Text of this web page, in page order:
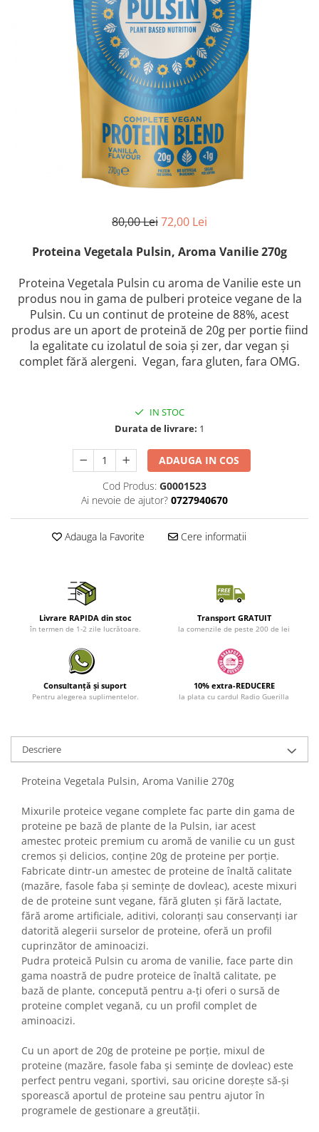
80,00 Lei72,00 Lei
Proteina Vegetala Pulsin, Aroma Vanilie 270g
Proteina Vegetala Pulsin cu aroma de Vanilie este un
produs nou in gama de pulberi proteice vegane de la
Pulsin. Cu un continut de proteine de 88%, acest
produs are un aport de proteină de 20g per portie fiind
la egalitate cu izolatul de soia și zer, dar vegan și
complet fără alergeni. Vegan, fara gluten, fara OMG.
IN STOC
Durata de livrare: 1
ADAUGA IN COS
Cod Produs: G0001523
Ai nevoie de ajutor? 0727940670
Adauga la Favorite Cere informatii
Livrare RAPIDA din stoc
în termen de 1-2 zile lucrătoare.
Transport GRATUIT
la comenzile de peste 200 de lei
Consultanță și suport
Pentru alegerea suplimentelor.
10% extra-REDUCERE
la plata cu cardul Radio Guerilla
Descriere
Proteina Vegetala Pulsin, Aroma Vanilie 270g
Mixurile proteice vegane complete fac parte din gama de
proteine pe bază de plante de la Pulsin, iar acest
amestec proteic premium cu aromă de vanilie cu un gust
cremos și delicios, conține 20g de proteine per porție.
Fabricate dintr-un amestec de proteine de înaltă calitate
(mazăre, fasole faba și semințe de dovleac), aceste mixuri
de de proteine sunt vegane, fără gluten și fără lactate,
fără arome artificiale, aditivi, coloranți sau conservanți iar
datorită alegerii surselor de proteine, oferă un profil
cuprinzător de aminoacizi.
Pudra proteică Pulsin cu aroma de vanilie, face parte din
gama noastră de pudre proteice de înaltă calitate, pe
bază de plante, concepută pentru a-ți oferi o sursă de
proteine complet vegană, cu un profil complet de
aminoacizi.
Cu un aport de 20g de proteine pe porție, mixul de
proteine (mazăre, fasole faba și semințe de dovleac) este
perfect pentru vegani, sportivi, sau oricine dorește să-și
sporească aportul de proteine sau pentru ajutor în
programele de gestionare a greutății.